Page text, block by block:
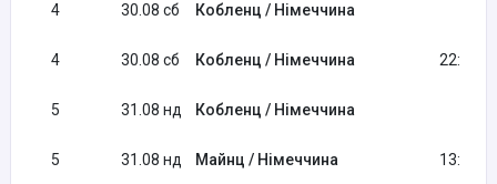
4 30.08 сб Кобленц / Німеччина
4 30.08 сб Кобленц / Німеччина 22:00
5 31.08 нд Кобленц / Німеччина
5 31.08 нд Майнц / Німеччина 13:00